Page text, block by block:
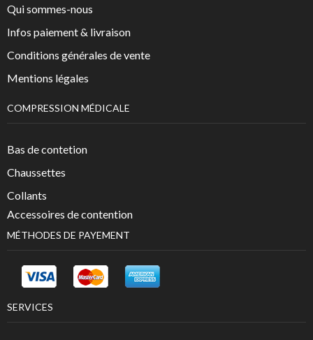
Qui sommes-nous
Infos paiement & livraison
Conditions générales de vente
Mentions légales
COMPRESSION MÉDICALE
Bas de contetion
Chaussettes
Collants
Accessoires de contention
MÉTHODES DE PAYEMENT
SERVICES